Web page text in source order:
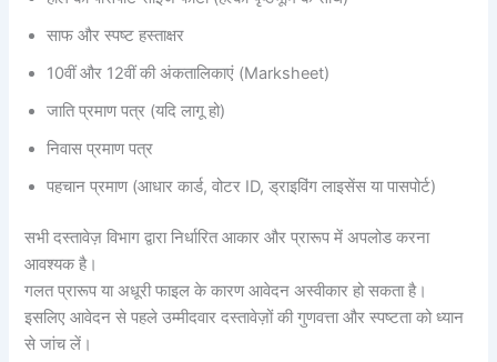
साफ और स्पष्ट हस्ताक्षर
10वीं और 12वीं की अंकतालिकाएं (Marksheet)
जाति प्रमाण पत्र (यदि लागू हो)
निवास प्रमाण पत्र
पहचान प्रमाण (आधार कार्ड, वोटर ID, ड्राइविंग लाइसेंस या पासपोर्ट)
सभी दस्तावेज़ विभाग द्वारा निर्धारित आकार और प्रारूप में अपलोड करना
आवश्यक है।
गलत प्रारूप या अधूरी फाइल के कारण आवेदन अस्वीकार हो सकता है।
इसलिए आवेदन से पहले उम्मीदवार दस्तावेज़ों की गुणवत्ता और स्पष्टता को ध्यान
से जांच लें।